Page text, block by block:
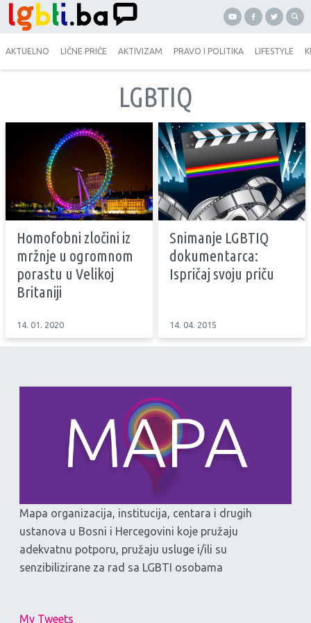
AKTUELNO LIČNE PRIČE AKTIVIZAM PRAVO I POLITIKA LIFESTYLE
LGBTIQ
Homofobni zločini iz
mržnje u ogromnom
porastu u Velikoj
Britaniji
14. 01. 2020
Snimanje LGBTIQ
dokumentarca:
Ispričaj svoju priču
14. 04. 2015
Mapa organizacija, institucija, centara i drugih
ustanova u Bosni i Hercegovini koje pružaju
adekvatnu potporu, pružaju usluge i/ili su
senzibilizirane za rad sa LGBTI osobama
My Tweets